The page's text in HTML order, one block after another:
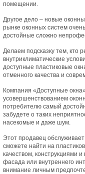
помещении.
Другое дело – новые
рынке оконных систем
достойные сложно
Делаем подсказку тем, кто
внутриклиматические
доступные пластиковые
отменного качества и
Компания «Доступные
усовершенствованием
потребителю самый
забудете о таких
насекомые и даже шум.
Этот продавец
сможете найти на
качеством, конструкциями
фасада или внутреннего
внимание личным